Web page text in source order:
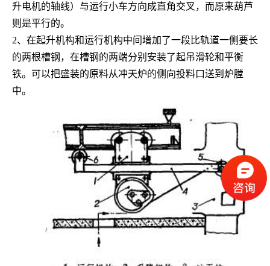
升电机的轴线）与运行小车方向成直角交叉，而原来葫芦
则是平行的。
2、在起升机构和运行机构中间增加了一段比轨道一侧要长
的两根槽钢，在槽钢的两端分别安装了起吊滑轮和平衡
铁。可以把盛装的原料从冲天炉的侧向投料口送到炉膛
中。